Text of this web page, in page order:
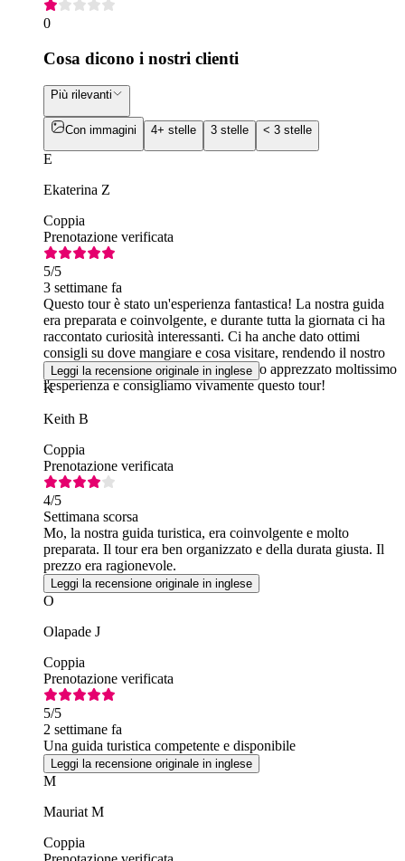
0
Cosa dicono i nostri clienti
Più rilevanti
Con immagini 4+ stelle 3 stelle < 3 stelle
E
Ekaterina Z
Coppia
Prenotazione verificata
5/5
3 settimane fa
Questo tour è stato un'esperienza fantastica! La nostra guida
era preparata e coinvolgente, e durante tutta la giornata ci ha
raccontato curiosità interessanti. Ci ha anche dato ottimi
consigli su dove mangiare e cosa visitare, rendendo il nostro
viaggio ancora più piacevole. Abbiamo apprezzato moltissimo
l'esperienza e consigliamo vivamente questo tour!
Leggi la recensione originale in inglese
K
Keith B
Coppia
Prenotazione verificata
4/5
Settimana scorsa
Mo, la nostra guida turistica, era coinvolgente e molto
preparata. Il tour era ben organizzato e della durata giusta. Il
prezzo era ragionevole.
Leggi la recensione originale in inglese
O
Olapade J
Coppia
Prenotazione verificata
5/5
2 settimane fa
Una guida turistica competente e disponibile
Leggi la recensione originale in inglese
M
Mauriat M
Coppia